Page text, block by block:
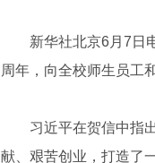
新华社北京6月7日电
周年，向全校师生员工
习近平在贺信中指出
献、艰苦创业，打造了